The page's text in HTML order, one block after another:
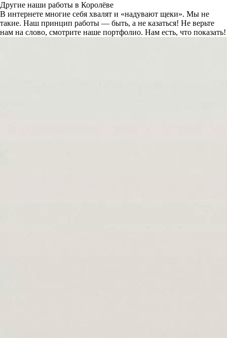
Другие наши работы в Королёве
В интернете многие себя хвалят и «надувают щеки». Мы не
такие. Наш принцип работы — быть, а не казаться! Не верьте
нам на слово, смотрите наше портфолио. Нам есть, что показать!